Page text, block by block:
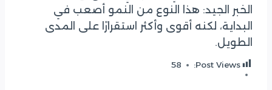
الخبر الجيد: هذا النوع من النمو أصعب في
البداية، لكنه أقوى وأكثر استقرارًا على المدى
الطويل.
Post Views:
58